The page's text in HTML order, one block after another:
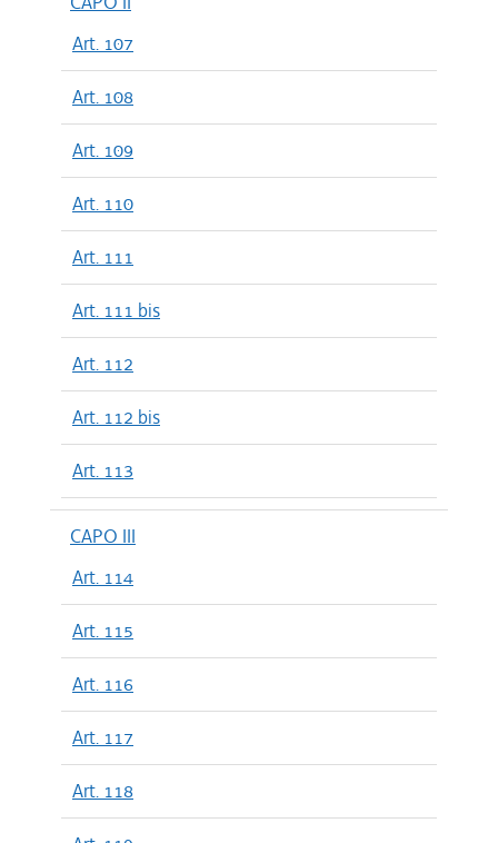
Art. 107
Art. 108
Art. 109
Art. 110
Art. 111
Art. 111 bis
Art. 112
Art. 112 bis
Art. 113
CAPO III
Art. 114
Art. 115
Art. 116
Art. 117
Art. 118